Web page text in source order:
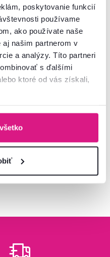
poskytovanie funkcií
používame
ako používate naše
našim partnerom v
a analýzy. Títo partneri
s ďalšími
ktoré od vás získali,
4,7 3
Skrinka, sivá/betón tmavý,
KLAUDIUS TYP 3
149 €
z